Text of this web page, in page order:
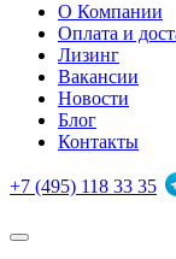
О Компании
Оплата и
Лизинг
Вакансии
Новости
Блог
Контакты
+7 (495) 118 33 35